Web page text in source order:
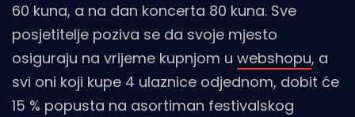
60 kuna, a na dan koncerta 80 kuna. Sve
posjetitelje poziva se da svoje mjesto
osiguraju na vrijeme kupnjom u webshopu, a
svi oni koji kupe 4 ulaznice odjednom, dobit će
15 % popusta na asortiman festivalskog